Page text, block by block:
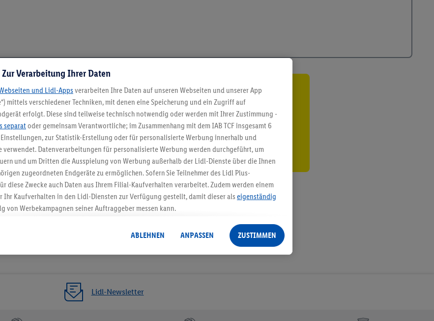
5.95 € Versand sparen³²ᵃ
Jetzt zum Newsletter anmelden
Gutschein sichern!
Lidl-Newsletter
Verarbeitung Ihrer Daten
und Lidl-Apps verarbeiten Ihre Daten auf unseren Webseiten und unserer App
mittels verschiedener Techniken, mit denen eine Speicherung und ein Zugriff auf
erfolgt. Diese sind teilweise technisch notwendig oder werden mit Ihrer Zustimmung -
separat oder gemeinsam Verantwortliche; im Zusammenhang mit dem IAB TCF insgesamt 6
zur Statistik-Erstellung oder für personalisierte Werbung innerhalb und
verwendet. Datenverarbeitungen für personalisierte Werbung werden durchgeführt, um
und um Dritten die Ausspielung von Werbung außerhalb der Lidl-Dienste über die Ihnen
zugeordneten Endgeräte zu ermöglichen. Sofern Sie Teilnehmer des Lidl Plus-
diese Zwecke auch Daten aus Ihrem Filial-Kaufverhalten verarbeitet. Zudem werden einem
Ihr Kaufverhalten in den Lidl-Diensten zur Verfügung gestellt, damit dieser als eigenständig
von Werbekampagnen seiner Auftraggeber messen kann.
umfasst die Zusammenführung von Daten (z.B. über Ihre Nutzung der Lidl-Dienste, Ihr
Informationen aus Ihrem Kundenkonto - z.B. Alter oder Geschlecht - sowie Ihre
über verschiedene Endgeräte und Lidl-Dienste hinweg einschließlich dem Speichern von
zur Zielgruppenforschung, zur Entwicklung von Angeboten sowie zur technischen
dieser Werbeausspielungen.
ABLEHNEN ANPASSEN ZUSTIMMEN